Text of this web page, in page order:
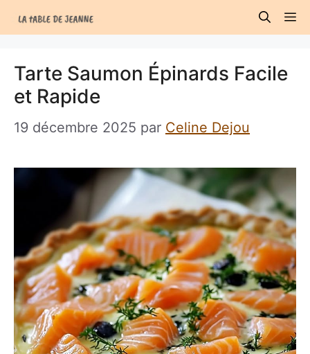
au
Tarte Saumon Épinards Facile
et Rapide
19 décembre 2025 par Celine Dejou